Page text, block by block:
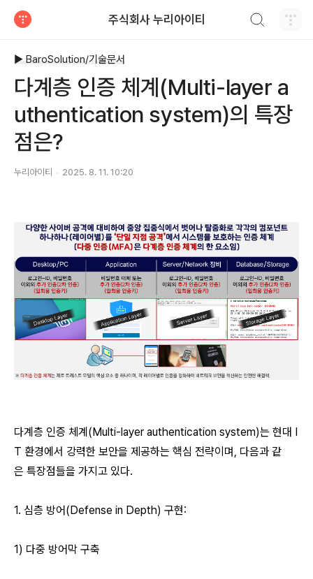
주식회사 누리아이티
▶ BaroSolution/기술문서
다계층 인증 체계(Multi-layer a
uthentication system)의 특장
점은?
누리아이티 2025. 8. 11. 10:20
다계층 인증 체계(Multi-layer authentication system)는 현대 I
T 환경에서 강력한 보안을 제공하는 핵심 전략이며, 다음과 같
은 특장점들을 가지고 있다.
1. 심층 방어(Defense in Depth) 구현:
1) 다중 방어막 구축